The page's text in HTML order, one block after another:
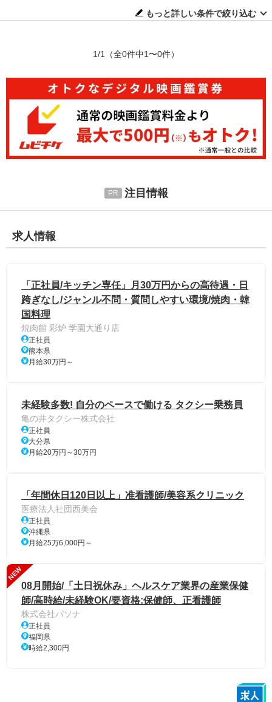
もっと詳しい条件で絞り込む
1/1 （全0件中1〜0件）
注目情報
求人情報
「正社員/キッチン専任」月30万円からの高待遇・日
跨ぎなし/ジャンル不問・質問しやすい環境/焼肉・韓
国料理
焼肉館 彩炉 学園大通り店
正社員
熊本県
月給30万円～
未経験多数! 自分のペースで働ける タクシー乗務員
亀の井タクシー株式会社
正社員
大分県
月給20万円～30万円
「年間休日120日以上」准看護師/美容系クリニック
医療法人社団西美会
正社員
沖縄県
月給25万6,000円～
NEW
08月開始/「土日祝休み」ヘルスケア業界の産業保健
師/高時給/未経験OK/要資格:保健師、正看護師
株式会社パソナ
正社員
福岡県
時給2,300円